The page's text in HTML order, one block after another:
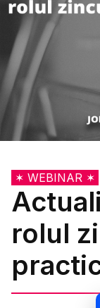
✶ WEBINAR ✶
rolul